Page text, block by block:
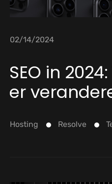
02/14/2024
SEO in
er
Hosting Resolve